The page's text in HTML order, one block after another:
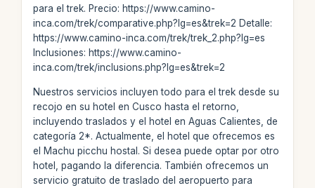
para el trek. Precio: https://www.camino-
inca.com/trek/comparative.php?lg=es&trek=2 Detalle:
https://www.camino-inca.com/trek/trek_2.php?lg=es
Inclusiones: https://www.camino-
inca.com/trek/inclusions.php?lg=es&trek=2
Nuestros servicios incluyen todo para el trek desde su
recojo en su hotel en Cusco hasta el retorno,
incluyendo traslados y el hotel en Aguas Calientes, de
categoría 2*. Actualmente, el hotel que ofrecemos es
el Machu picchu hostal. Si desea puede optar por otro
hotel, pagando la diferencia. También ofrecemos un
servicio gratuito de traslado del aeropuerto para